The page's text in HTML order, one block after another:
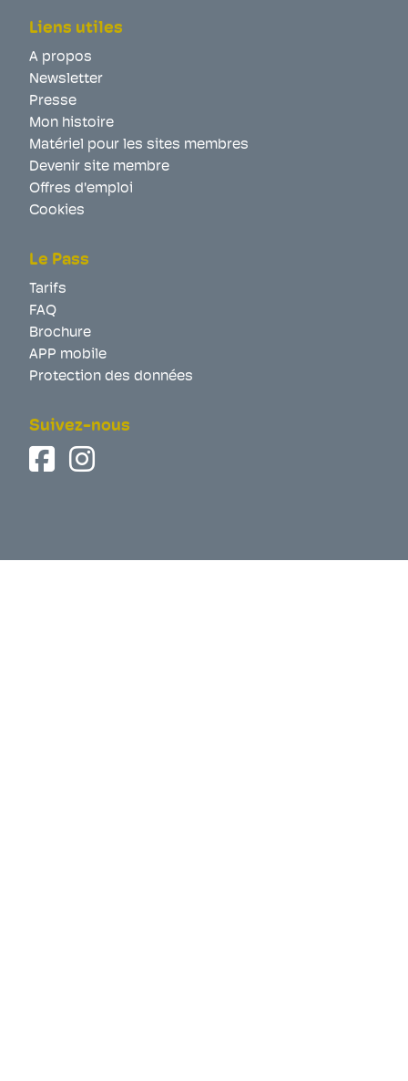
Liens utiles
A propos
Newsletter
Presse
Mon histoire
Matériel pour les sites membres
Devenir site membre
Offres d'emploi
Cookies
Le Pass
Tarifs
FAQ
Brochure
APP mobile
Protection des données
Suivez-nous